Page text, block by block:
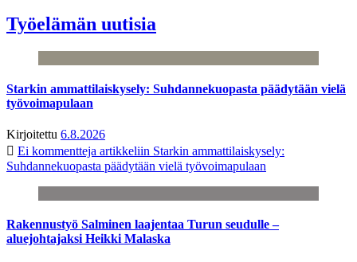
Työelämän uutisia
Starkin ammattilaiskysely: Suhdannekuopasta päädytään vielä
työvoimapulaan
Kirjoitettu 6.8.2026
Ei kommentteja artikkeliin Starkin ammattilaiskysely:
Suhdannekuopasta päädytään vielä työvoimapulaan
Rakennustyö Salminen laajentaa Turun seudulle –
aluejohtajaksi Heikki Malaska